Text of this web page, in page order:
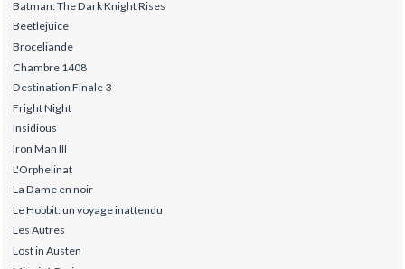
Batman: The Dark Knight Rises
Beetlejuice
Broceliande
Chambre 1408
Destination Finale 3
Fright Night
Insidious
Iron Man III
L'Orphelinat
La Dame en noir
Le Hobbit: un voyage inattendu
Les Autres
Lost in Austen